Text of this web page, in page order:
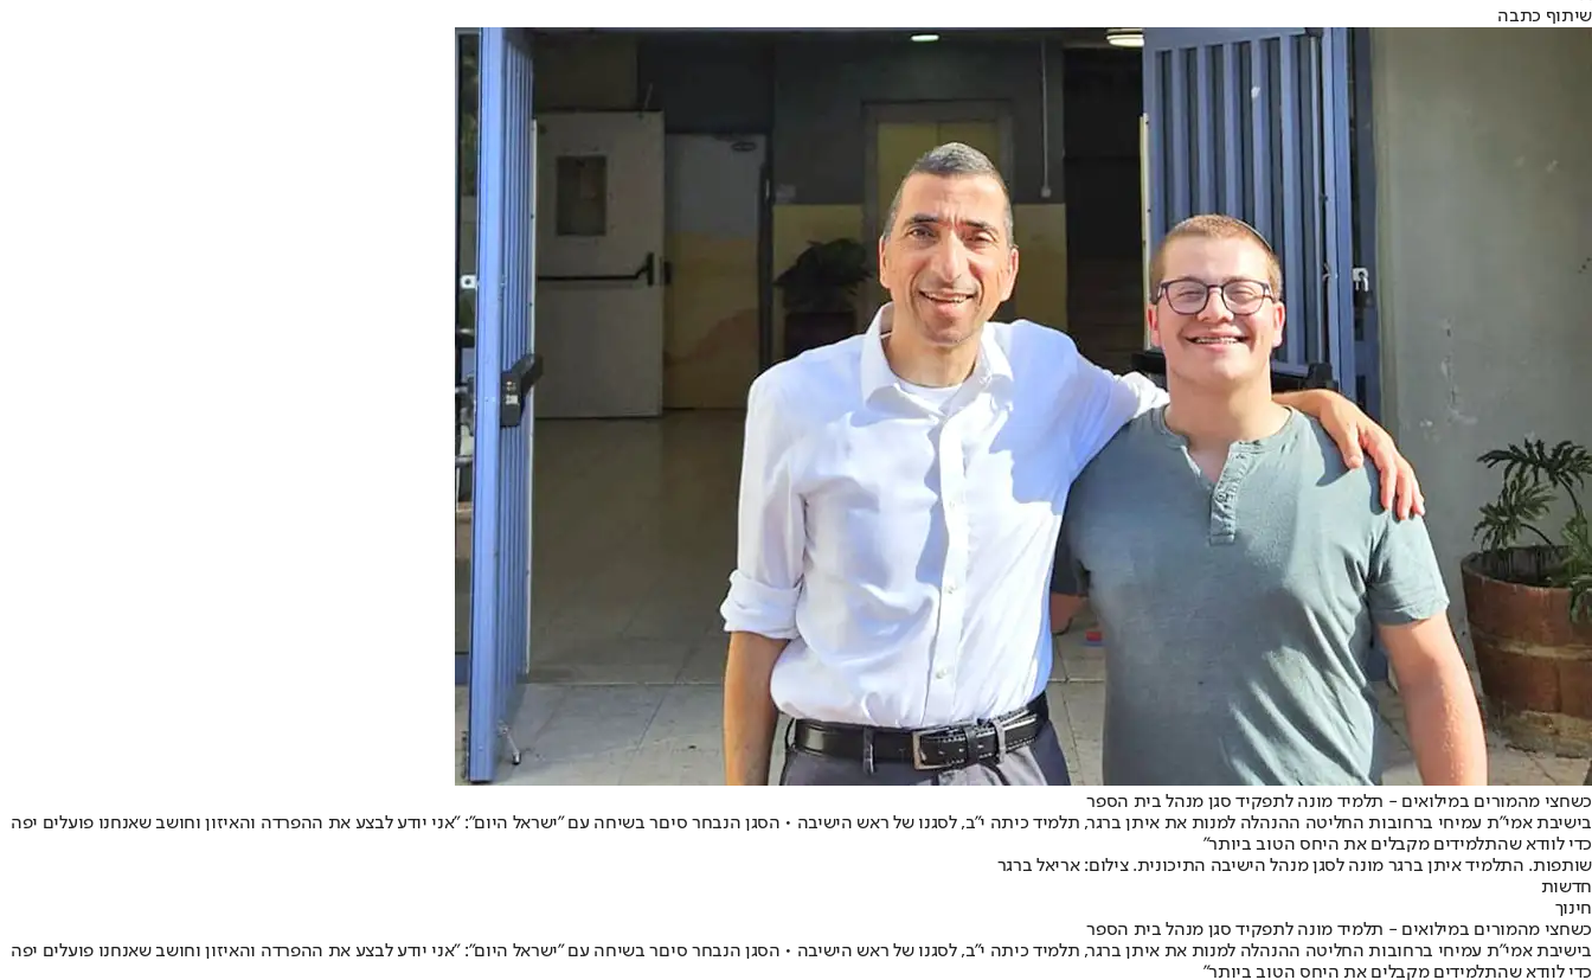
שיתוף כתבה
כשחצי מהמורים במילואים - תלמיד מונה לתפקיד סגן מנהל בית הספר
בישיבת אמי"ת עמיחי ברחובות החליטה ההנהלה למנות את איתן ברגר, תלמיד כיתה י"ב, לסגנו של ראש הישיבה • הסגן הנבחר סיםר בשיחה עם "ישראל היום": "אני יודע לבצע את ההפרדה והאיזון וחושב שאנחנו פועלים יפה
כדי לוודא שהתלמידים מקבלים את היחס הטוב ביותר"
שותפות. התלמיד איתן ברגר מונה לסגן מנהל הישיבה התיכונית. צילום: אריאל ברגר
חדשות
חינוך
כשחצי מהמורים במילואים - תלמיד מונה לתפקיד סגן מנהל בית הספר
בישיבת אמי"ת עמיחי ברחובות החליטה ההנהלה למנות את איתן ברגר, תלמיד כיתה י"ב, לסגנו של ראש הישיבה • הסגן הנבחר סיםר בשיחה עם "ישראל היום": "אני יודע לבצע את ההפרדה והאיזון וחושב שאנחנו פועלים יפה
כדי לוודא שהתלמידים מקבלים את היחס הטוב ביותר"